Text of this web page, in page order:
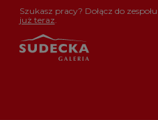
Przejdź do treści
Szukasz pracy? Dołącz do
już teraz.